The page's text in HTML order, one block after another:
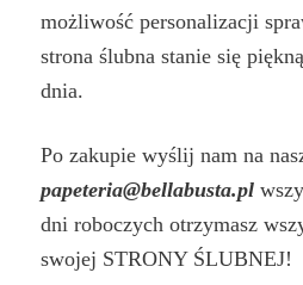
możliwość personalizacji
strona ślubna stanie się
dnia.
Po zakupie wyślij nam na
papeteria@bellabusta.pl
dni roboczych otrzymasz
swojej STRONY ŚLUBNEJ!